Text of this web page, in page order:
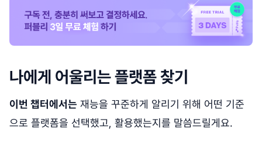
나에게 어울리는 플랫폼 찾기
이번 챕터에서는 재능을 꾸준하게 알리기 위해 어떤 기준
으로 플랫폼을 선택했고, 활용했는지를 말씀드릴게요.